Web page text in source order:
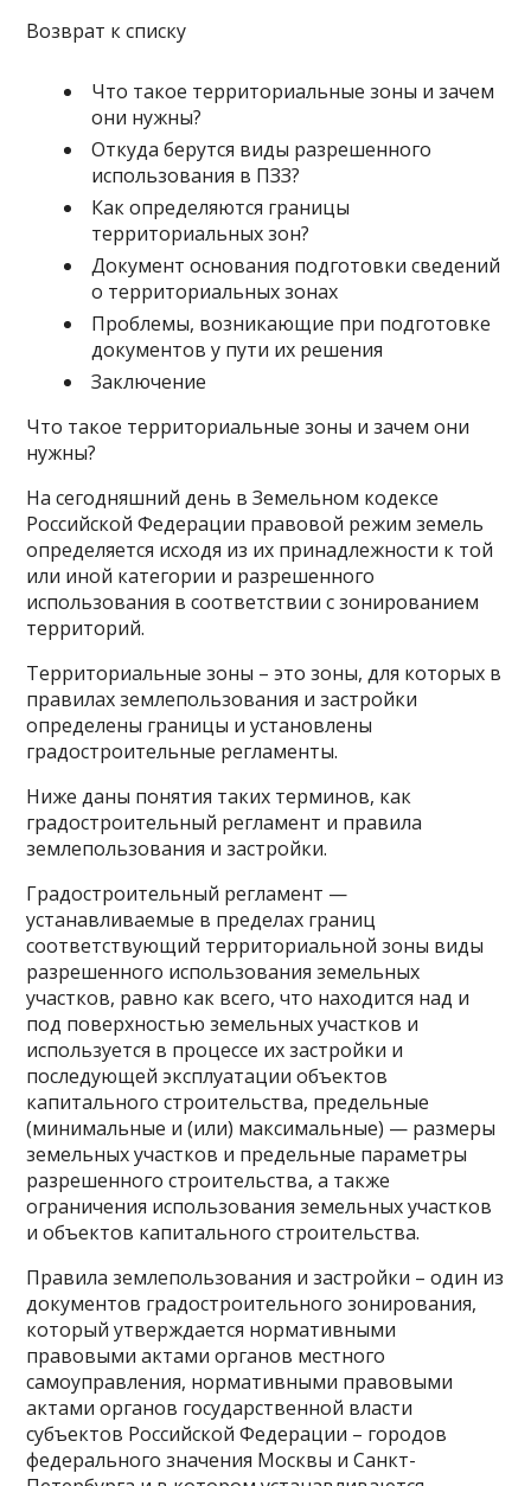
Возврат к списку
Что такое территориальные зоны и зачем
они нужны?
Откуда берутся виды разрешенного
использования в ПЗЗ?
Как определяются границы
территориальных зон?
Документ основания подготовки сведений
о территориальных зонах
Проблемы, возникающие при подготовке
документов у пути их решения
Заключение
Что такое территориальные зоны и зачем они
нужны?
На сегодняшний день в Земельном кодексе
Российской Федерации правовой режим земель
определяется исходя из их принадлежности к той
или иной категории и разрешенного
использования в соответствии с зонированием
территорий.
Территориальные зоны – это зоны, для которых в
правилах землепользования и застройки
определены границы и установлены
градостроительные регламенты.
Ниже даны понятия таких терминов, как
градостроительный регламент и правила
землепользования и застройки.
Градостроительный регламент —
устанавливаемые в пределах границ
соответствующий территориальной зоны виды
разрешенного использования земельных
участков, равно как всего, что находится над и
под поверхностью земельных участков и
используется в процессе их застройки и
последующей эксплуатации объектов
капитального строительства, предельные
(минимальные и (или) максимальные) — размеры
земельных участков и предельные параметры
разрешенного строительства, а также
ограничения использования земельных участков
и объектов капитального строительства.
Правила землепользования и застройки – один из
документов градостроительного зонирования,
который утверждается нормативными
правовыми актами органов местного
самоуправления, нормативными правовыми
актами органов государственной власти
субъектов Российской Федерации – городов
федерального значения Москвы и Санкт-